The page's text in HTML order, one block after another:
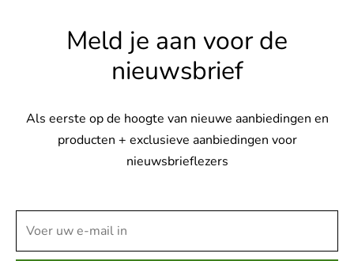
Meld je aan voor de
nieuwsbrief
Als eerste op de hoogte van nieuwe aanbiedingen en
producten + exclusieve aanbiedingen voor
nieuwsbrieflezers